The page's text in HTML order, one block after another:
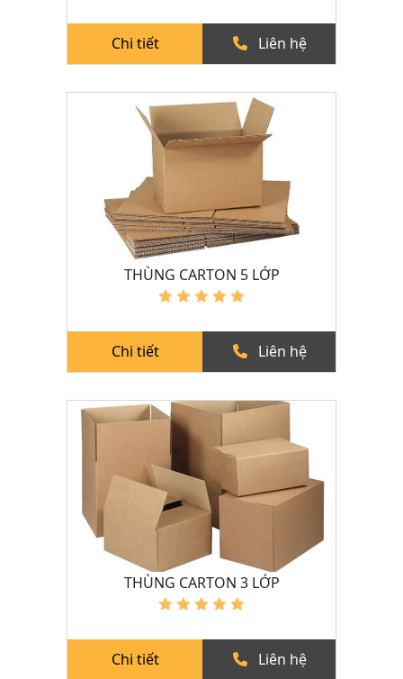
Chi tiết Liên hệ
THÙNG CARTON 5 LỚP
Chi tiết Liên hệ
THÙNG CARTON 3 LỚP
Chi tiết Liên hệ